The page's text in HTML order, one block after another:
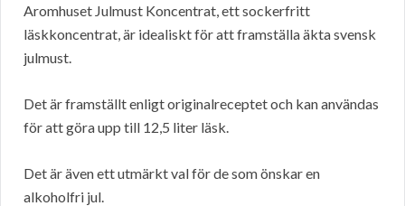
Aromhuset Julmust Koncentrat, ett sockerfritt
läskkoncentrat, är idealiskt för att framställa äkta svensk
julmust.
Det är framställt enligt originalreceptet och kan användas
för att göra upp till 12,5 liter läsk.
Det är även ett utmärkt val för de som önskar en
alkoholfri jul.